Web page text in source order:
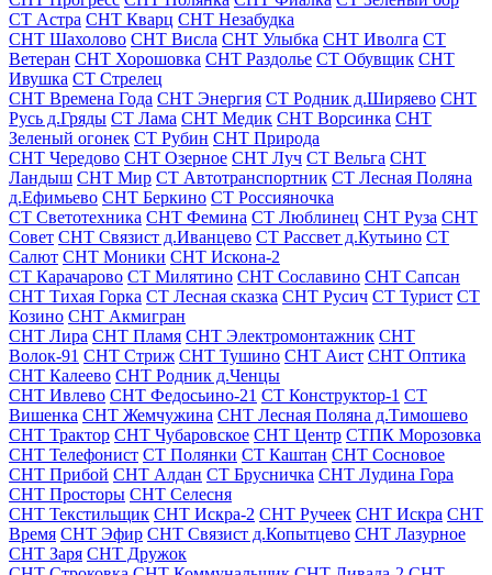
СТ Астра СНТ Кварц СНТ Незабудка
СНТ Шахолово СНТ Висла СНТ Улыбка СНТ Иволга СТ
Ветеран СНТ Хорошовка СНТ Раздолье СТ Обувщик СНТ
Ивушка СТ Стрелец
СНТ Времена Года СНТ Энергия СТ Родник д.Ширяево СНТ
Русь д.Гряды СТ Лама СНТ Медик СНТ Ворсинка СНТ
Зеленый огонек СТ Рубин СНТ Природа
СНТ Чередово СНТ Озерное СНТ Луч СТ Вельга СНТ
Ландыш СНТ Мир СТ Автотранспортник СТ Лесная Поляна
д.Ефимьево СНТ Беркино СТ Россияночка
СТ Светотехника СНТ Фемина СТ Люблинец СНТ Руза СНТ
Совет СНТ Связист д.Иванцево СТ Рассвет д.Кутьино СТ
Салют СНТ Моники СНТ Искона-2
СТ Карачарово СТ Милятино СНТ Сославино СНТ Сапсан
СНТ Тихая Горка СТ Лесная сказка СНТ Русич СТ Турист СТ
Козино СНТ Акмигран
СНТ Лира СНТ Пламя СНТ Электромонтажник СНТ
Волок-91 СНТ Стриж СНТ Тушино СНТ Аист СНТ Оптика
СНТ Калеево СНТ Родник д.Ченцы
СНТ Ивлево СНТ Федосьино-21 СТ Конструктор-1 СТ
Вишенка СНТ Жемчужина СНТ Лесная Поляна д.Тимошево
СНТ Трактор СНТ Чубаровское СНТ Центр СТПК Морозовка
СНТ Телефонист СТ Полянки СТ Каштан СНТ Сосновое
СНТ Прибой СНТ Алдан СТ Брусничка СНТ Лудина Гора
СНТ Просторы СНТ Селесня
СНТ Текстильщик СНТ Искра-2 СНТ Ручеек СНТ Искра СНТ
Время СНТ Эфир СНТ Связист д.Копытцево СНТ Лазурное
СНТ Заря СНТ Дружок